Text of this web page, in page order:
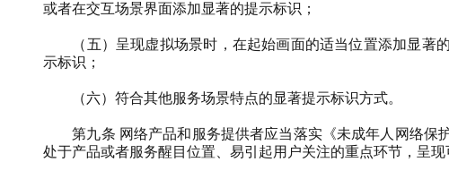
或者在交互场景界面添加显著的提示标识；
（五）呈现虚拟场景时，在起始画面的适当位置添加显
示标识；
（六）符合其他服务场景特点的显著提示标识方式。
第九条 网络产品和服务提供者应当落实《未成年人网络
处于产品或者服务醒目位置、易引起用户关注的重点环节，呈